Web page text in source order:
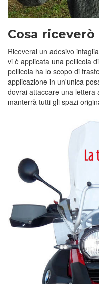
Cosa
Riceverai un adesivo
vi è applicata una pellicola
pellicola ha lo scopo di
applicazione in un'unica
dovrai attaccare una lettera
manterrà tutti gli spazi